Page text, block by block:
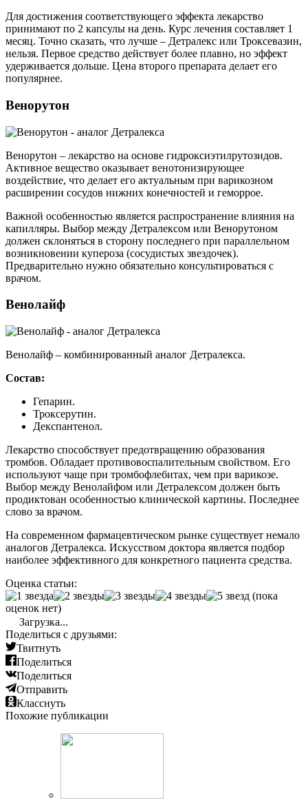
Для достижения соответствующего эффекта лекарство
принимают по 2 капсулы на день. Курс лечения составляет 1
месяц. Точно сказать, что лучше – Детралекс или Троксевазин,
нельзя. Первое средство действует более плавно, но эффект
удерживается дольше. Цена второго препарата делает его
популярнее.
Венорутон
Венорутон – лекарство на основе гидроксиэтилрутозидов.
Активное вещество оказывает венотонизирующее
воздействие, что делает его актуальным при варикозном
расширении сосудов нижних конечностей и геморрое.
Важной особенностью является распространение влияния на
капилляры. Выбор между Детралексом или Венорутоном
должен склоняться в сторону последнего при параллельном
возникновении купероза (сосудистых звездочек).
Предварительно нужно обязательно консультироваться с
врачом.
Венолайф
Венолайф – комбинированный аналог Детралекса.
Состав:
Гепарин.
Троксерутин.
Декспантенол.
Лекарство способствует предотвращению образования
тромбов. Обладает противовоспалительным свойством. Его
используют чаще при тромбофлебитах, чем при варикозе.
Выбор между Венолайфом или Детралексом должен быть
продиктован особенностью клинической картины. Последнее
слово за врачом.
На современном фармацевтическом рынке существует немало
аналогов Детралекса. Искусством доктора является подбор
наиболее эффективного для конкретного пациента средства.
Оценка статьи:
(пока
оценок нет)
Загрузка...
Поделиться с друзьями:
Твитнуть
Поделиться
Поделиться
Отправить
Класснуть
Похожие публикации